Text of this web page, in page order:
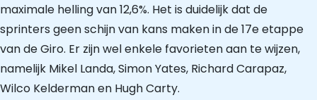
maximale helling van 12,6%. Het is duidelijk dat de
sprinters geen schijn van kans maken in de 17e etappe
van de Giro. Er zijn wel enkele favorieten aan te wijzen,
namelijk Mikel Landa, Simon Yates, Richard Carapaz,
Wilco Kelderman en Hugh Carty.